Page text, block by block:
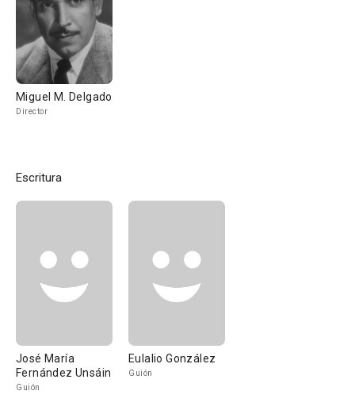
Miguel M. Delgado
Director
Escritura
José María
Fernández Unsáin
Guión
Eulalio González
Guión